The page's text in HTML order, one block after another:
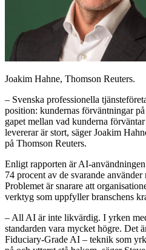
Joakim Hahne, Thomson Reuters.
– Svenska professionella
position: kundernas förväntningar
gapet mellan vad kunderna
levererar är stort, säger Joakim
på Thomson Reuters.
Enligt rapporten är AI-
74 procent av de svarande
Problemet är snarare att
verktyg som uppfyller branschens
– All AI är inte likvärdig. I yrken
standarden vara mycket högre. Det
Fiduciary-Grade AI – teknik som